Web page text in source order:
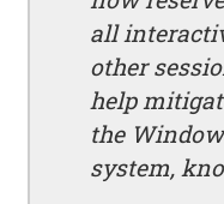
all
other
help
the
system,